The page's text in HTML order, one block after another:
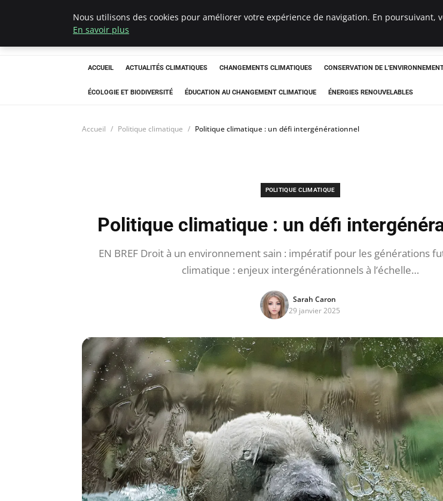
Climatedebtagents
ACCUEIL ACTUALITÉS CLIMATIQUES CHANGEMENTS CLIMATIQUES CONSERVATION DE
ÉCOLOGIE ET BIODIVERSITÉ ÉDUCATION AU CHANGEMENT CLIMATIQUE ÉNERGIES RENOUVELABLES
Accueil Politique climatique Politique climatique : un défi intergénérationnel
POLITIQUE CLIMATIQUE
Politique climatique : un défi
EN BREF Droit à un environnement sain : impératif pour les générations
climatique : enjeux intergénérationnels à l’échelle…
Sarah Caron
29 janvier 2025
Nous utilisons des cookies pour améliorer votre expérience de navigation. En
En savoir plus